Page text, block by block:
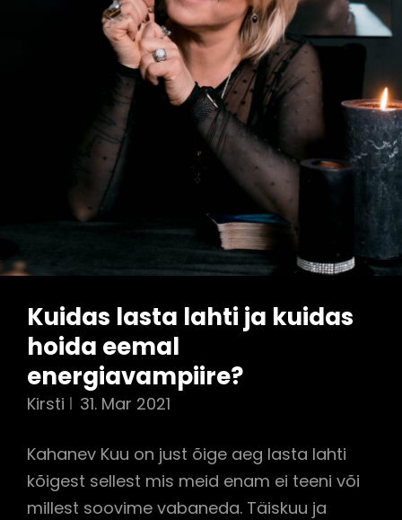
Kuidas lasta lahti ja kuidas
hoida eemal
energiavampiire?
Kirsti 31. Mar 2021
Kahanev Kuu on just õige aeg lasta lahti
kõigest sellest mis meid enam ei teeni või
millest soovime vabaneda. Täiskuu ja